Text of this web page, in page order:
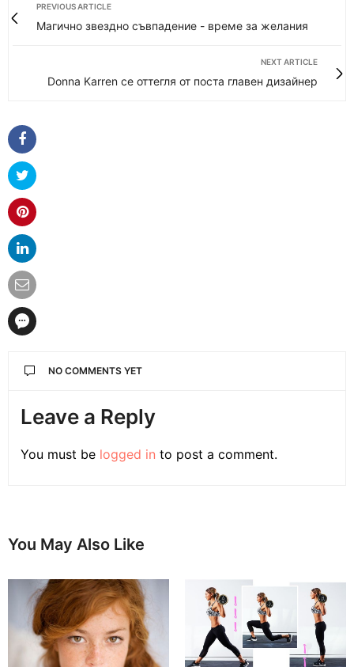
PREVIOUS ARTICLE
Магично звездно съвпадение - време за желания
NEXT ARTICLE
Donna Karren се оттегля от поста главен дизайнер
NO COMMENTS YET
Leave a Reply
You must be logged in to post a comment.
You May Also Like